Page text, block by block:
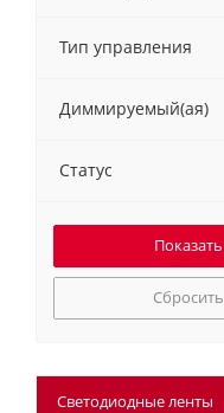
Тип управления
Диммируемый(ая)
Статус
Сбросить
Светодиодные ленты